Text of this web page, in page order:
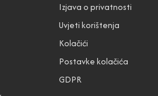
Izjava o privatnosti
Uvjeti korištenja
Kolačići
Postavke kolačića
GDPR